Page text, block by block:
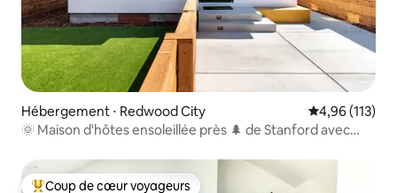
Hébergement ⋅ Redwood City Évaluation
4,96 (113)
🌞 Maison d'hôtes ensoleillée près 🌲 de Stanford avec
Coup de cœur voyageurs